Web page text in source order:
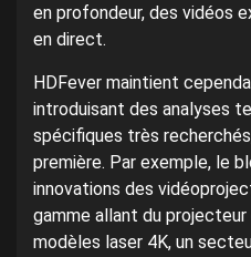
en profondeur, des vidéos
en direct.
HDFever maintient
introduisant des analyses
spécifiques très
première. Par exemple, le
innovations des
gamme allant du
modèles laser 4K, un